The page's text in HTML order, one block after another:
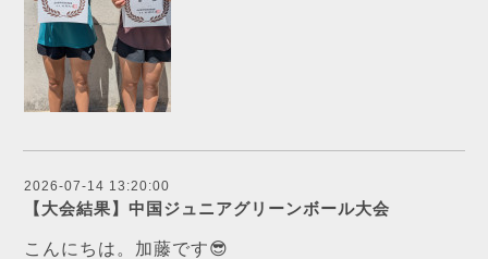
2026-07-14 13:20:00
【大会結果】中国ジュニアグリーンボール大会
こんにちは。加藤です😎